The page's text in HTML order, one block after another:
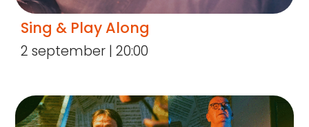
Sing & Play Along
2 september | 20:00